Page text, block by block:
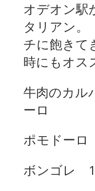
オデオン駅
タリアン。
チに飽きて
時にもオス
牛肉のカ
ーロ
ポモドー
ボンゴレ